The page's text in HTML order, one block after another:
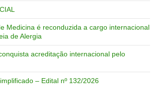
Medicina é reconduzida a cargo internacional
de Alergia
acreditação internacional pelo
– Edital nº 132/2026